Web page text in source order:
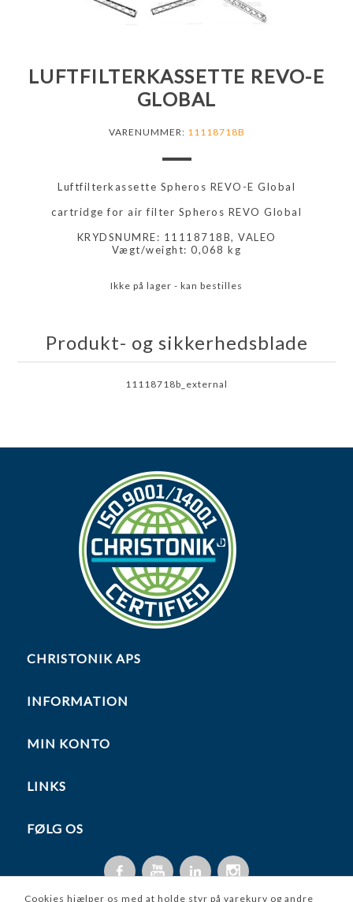
LUFTFILTERKASSETTE REVO-E
GLOBAL
VARENUMMER: 11118718B
Luftfilterkassette Spheros REVO-E Global
cartridge for air filter Spheros REVO Global
KRYDSNUMRE: 11118718B, VALEO
Vægt/weight: 0,068 kg
Ikke på lager - kan bestilles
Produkt- og sikkerhedsblade
11118718b_external
CHRISTONIK APS
INFORMATION
MIN KONTO
LINKS
FØLG OS
Cookies hjælper os med at holde styr på varekurv og andre